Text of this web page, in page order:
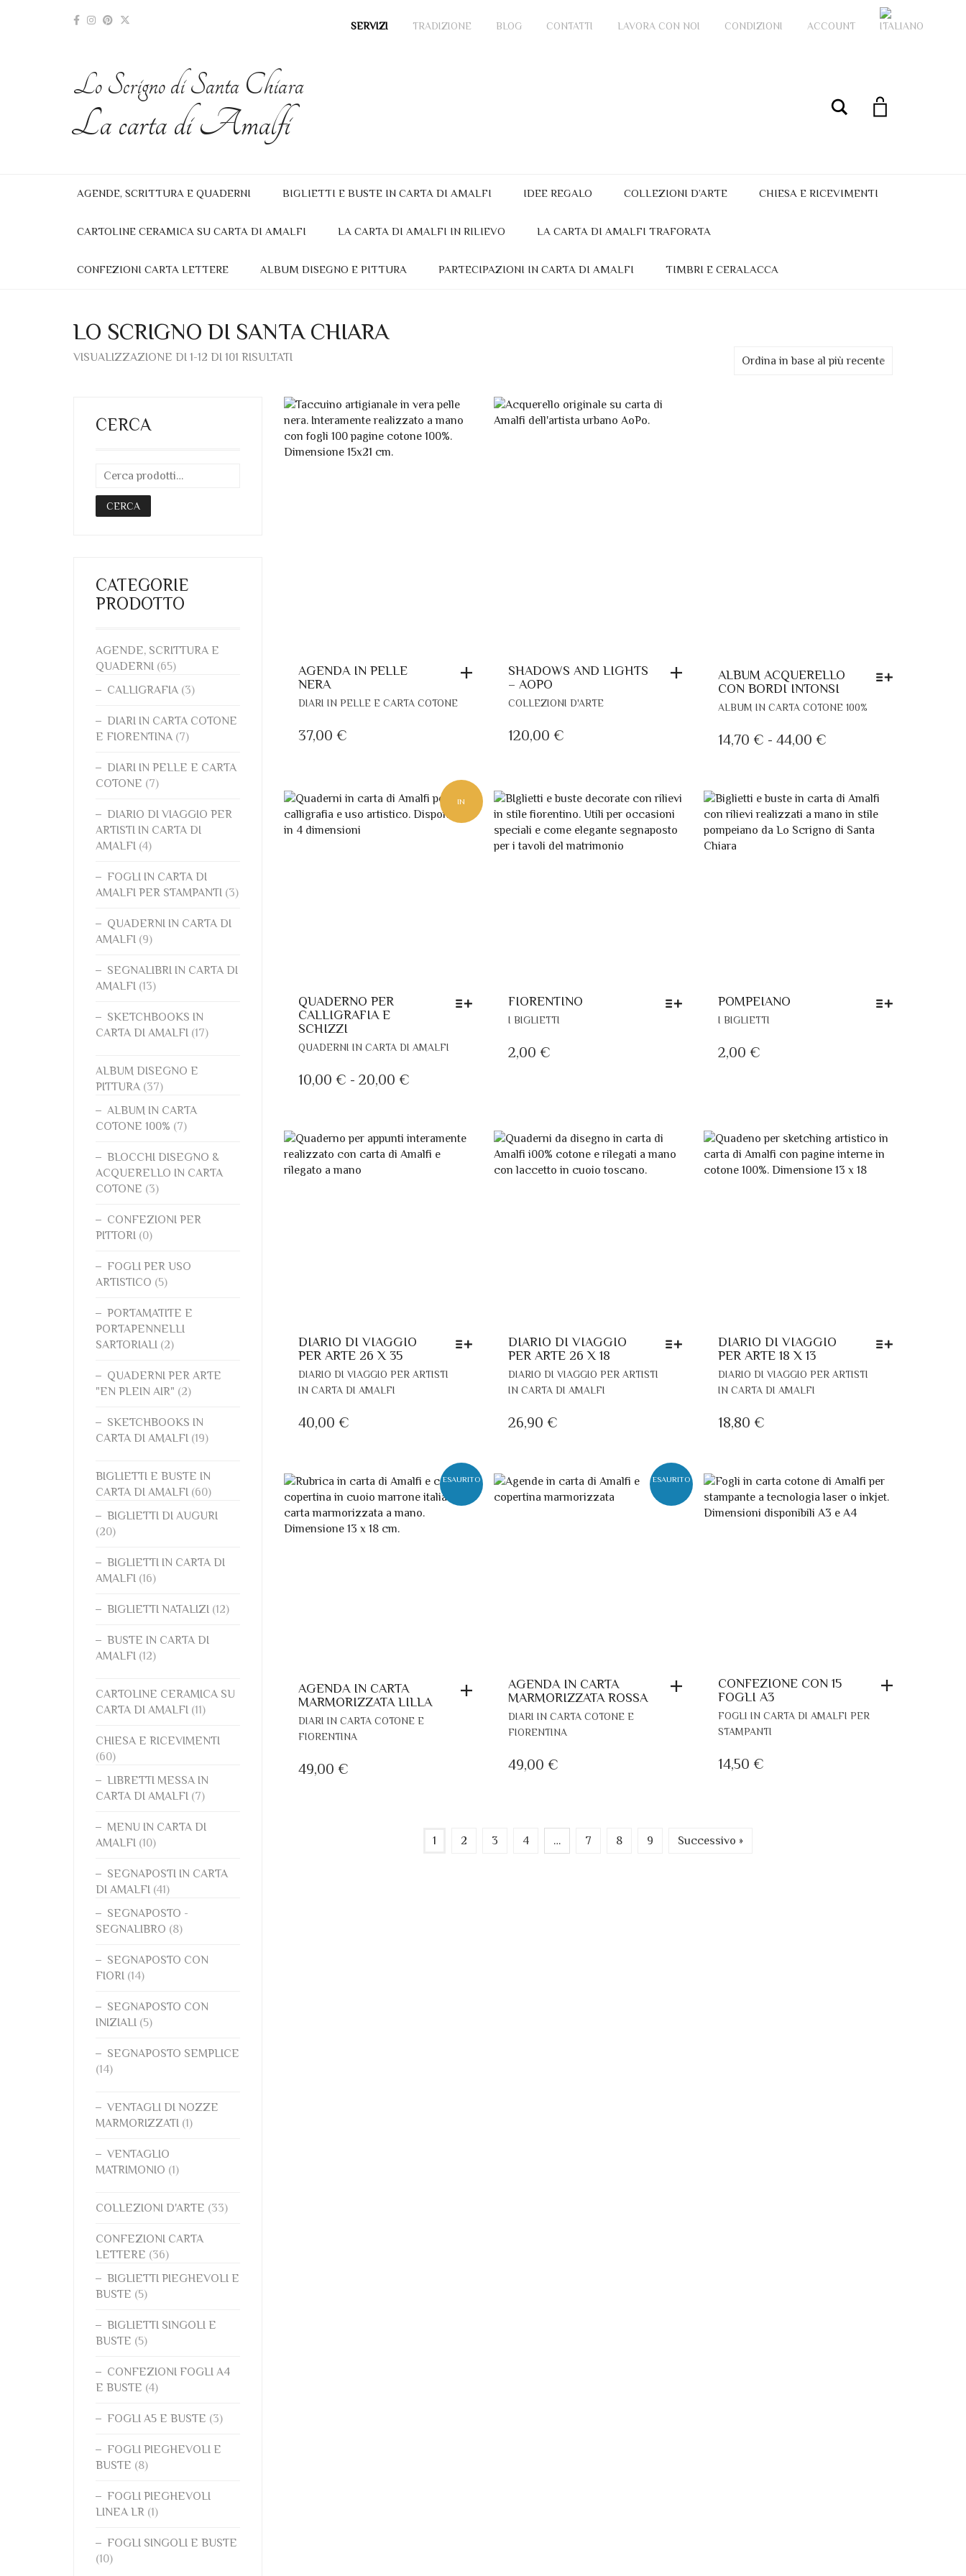
SERVIZI TRADIZIONE BLOG CONTATTI LAVORA CON NOI CONDIZIONI ACCOUNT
Lo Scrigno di Santa Chiara
La carta di Amalfi
My Account
Cerca
AGENDE, SCRITTURA E QUADERNI BIGLIETTI E BUSTE IN CARTA DI AMALFI IDEE REGALO COLLEZIONI D’ARTE CHIESA E RICEVIMENTI
CARTOLINE CERAMICA SU CARTA DI AMALFI LA CARTA DI AMALFI IN RILIEVO LA CARTA DI AMALFI TRAFORATA
CONFEZIONI CARTA LETTERE ALBUM DISEGNO E PITTURA PARTECIPAZIONI IN CARTA DI AMALFI TIMBRI E CERALACCA
LO SCRIGNO DI SANTA CHIARA
VISUALIZZAZIONE DI 1-12 DI 101 RISULTATI
PIÙ
RECENTE
Ordina in base al più recente
AGENDA IN PELLE
NERA
DIARI IN PELLE E CARTA COTONE
37,00 €
SHADOWS AND LIGHTS
– AOPO
COLLEZIONI D'ARTE
120,00 €
ALBUM ACQUERELLO
CON BORDI INTONSI
ALBUM IN CARTA COTONE 100%
OPZIONI
POSSONO
ESSERE
14,70€ - 44,00€
DA
14,70 €
A
IN
QUADERNO PER
CALLIGRAFIA E
SCHIZZI
QUADERNI IN CARTA DI AMALFI
PRODOTTO
OPZIONI
POSSONO
10,00 € - 20,00 €FASCIA
DA
10,00 €
FIORENTINO
I BIGLIETTI
ESSERE
SCELTE
NELLA
2,00 €
POMPEIANO
I BIGLIETTI
ESSERE
SCELTE
NELLA
2,00€
DIARIO DI VIAGGIO
PER ARTE 26 X 35
DIARIO DI VIAGGIO PER ARTISTI
IN CARTA DI AMALFI
PRODOTTO
OPZIONI
POSSONO
ESSERE
40,00 €
DIARIO DI VIAGGIO
PER ARTE 26 X 18
DIARIO DI VIAGGIO PER ARTISTI
IN CARTA DI AMALFI
PRODOTTO
OPZIONI
POSSONO
ESSERE
SCELTE
26,90 €
DIARIO DI VIAGGIO
PER ARTE 18 X 13
DIARIO DI VIAGGIO PER ARTISTI
IN CARTA DI AMALFI
POSSONO
ESSERE
18,80€
ESAURITO
AGENDA IN CARTA
MARMORIZZATA LILLA
DIARI IN CARTA COTONE E
FIORENTINA
49,00 €
ESAURITO
AGENDA IN CARTA
MARMORIZZATA ROSSA
DIARI IN CARTA COTONE E
FIORENTINA
49,00 €
CONFEZIONE CON 15
FOGLI A3
FOGLI IN CARTA DI AMALFI PER
STAMPANTI
14,50€
1 2 3 4 … 7 8 9 Successivo »
CERCA
CERCA
CATEGORIE
PRODOTTO
AGENDE, SCRITTURA E
QUADERNI (65)
CALLIGRAFIA (3)
DIARI IN CARTA COTONE
E FIORENTINA (7)
DIARI IN PELLE E CARTA
COTONE (7)
DIARIO DI VIAGGIO PER
ARTISTI IN CARTA DI
AMALFI (4)
FOGLI IN CARTA DI
AMALFI PER STAMPANTI (3)
QUADERNI IN CARTA DI
AMALFI (9)
SEGNALIBRI IN CARTA DI
AMALFI (13)
SKETCHBOOKS IN
CARTA DI AMALFI (17)
ALBUM DISEGNO E
PITTURA (37)
ALBUM IN CARTA
COTONE 100% (7)
BLOCCHI DISEGNO &
ACQUERELLO IN CARTA
COTONE (3)
CONFEZIONI PER
PITTORI (0)
FOGLI PER USO
ARTISTICO (5)
PORTAMATITE E
PORTAPENNELLI
SARTORIALI (2)
QUADERNI PER ARTE
"EN PLEIN AIR" (2)
SKETCHBOOKS IN
CARTA DI AMALFI (19)
BIGLIETTI E BUSTE IN
CARTA DI AMALFI (60)
BIGLIETTI DI AUGURI
(20)
BIGLIETTI IN CARTA DI
AMALFI (16)
BIGLIETTI NATALIZI (12)
BUSTE IN CARTA DI
AMALFI (12)
CARTOLINE CERAMICA SU
CARTA DI AMALFI (11)
CHIESA E RICEVIMENTI
(60)
LIBRETTI MESSA IN
CARTA DI AMALFI (7)
MENU IN CARTA DI
AMALFI (10)
SEGNAPOSTI IN CARTA
DI AMALFI (41)
SEGNAPOSTO -
SEGNALIBRO (8)
SEGNAPOSTO CON
FIORI (14)
SEGNAPOSTO CON
INIZIALI (5)
SEGNAPOSTO SEMPLICE
(14)
VENTAGLI DI NOZZE
MARMORIZZATI (1)
VENTAGLIO
MATRIMONIO (1)
COLLEZIONI D'ARTE (33)
CONFEZIONI CARTA
LETTERE (36)
BIGLIETTI PIEGHEVOLI E
BUSTE (5)
BIGLIETTI SINGOLI E
BUSTE (5)
CONFEZIONI FOGLI A4
E BUSTE (4)
FOGLI A5 E BUSTE (3)
FOGLI PIEGHEVOLI E
BUSTE (8)
FOGLI PIEGHEVOLI
LINEA LR (1)
FOGLI SINGOLI E BUSTE
(10)